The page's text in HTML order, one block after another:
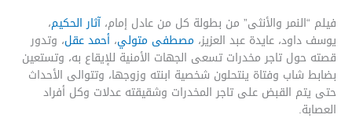
فيلم “النمر والأنثى” من بطولة كل من عادل إمام،آثار الحكيم،
يوسف داود، عايدة عبد العزيز، مصطفى متولي، أحمد عقل، وتدور
قصته حول تاجر مخدرات تسعى الجهات الأمنية للإيقاع به، وتستعين
بضابط شاب وفتاة ينتحلون شخصية ابنته وزوجها، وتتوالى الأحداث
حتى يتم القبض على تاجر المخدرات وشقيقته عدلات وكل أفراد
العصابة.